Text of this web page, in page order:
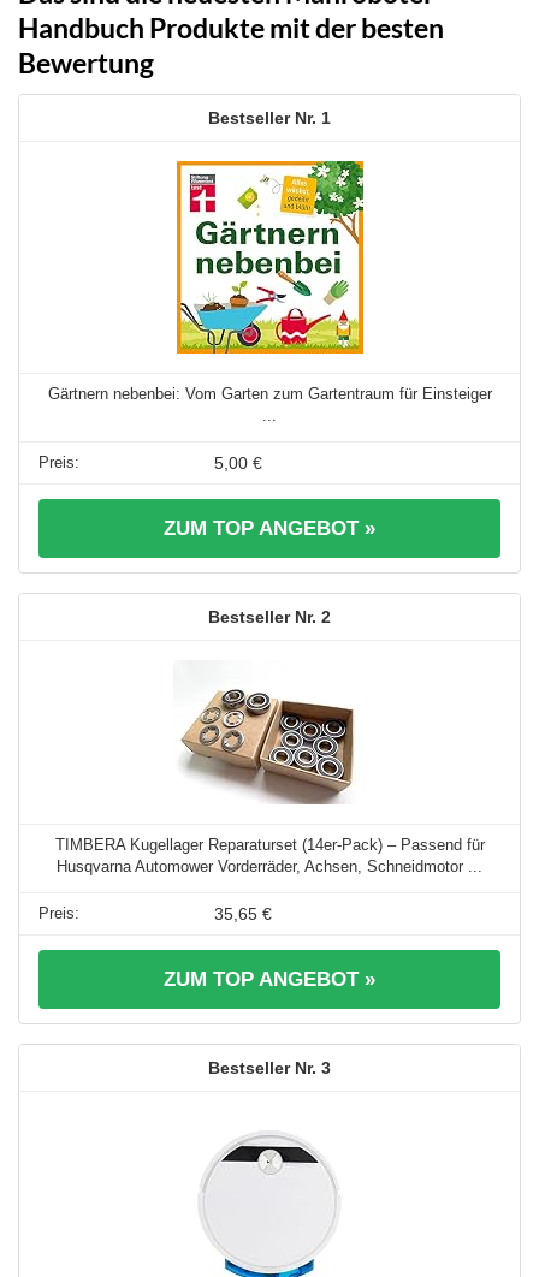
Handbuch Produkte mit der besten
Bewertung
1
Gärtnern nebenbei: Vom Garten zum Gartentraum für Einsteiger
...
5,00 €
ZUM TOP ANGEBOT »
2
TIMBERA Kugellager Reparaturset (14er-Pack) – Passend für
Husqvarna Automower Vorderräder, Achsen, Schneidmotor ...
35,65 €
ZUM TOP ANGEBOT »
3